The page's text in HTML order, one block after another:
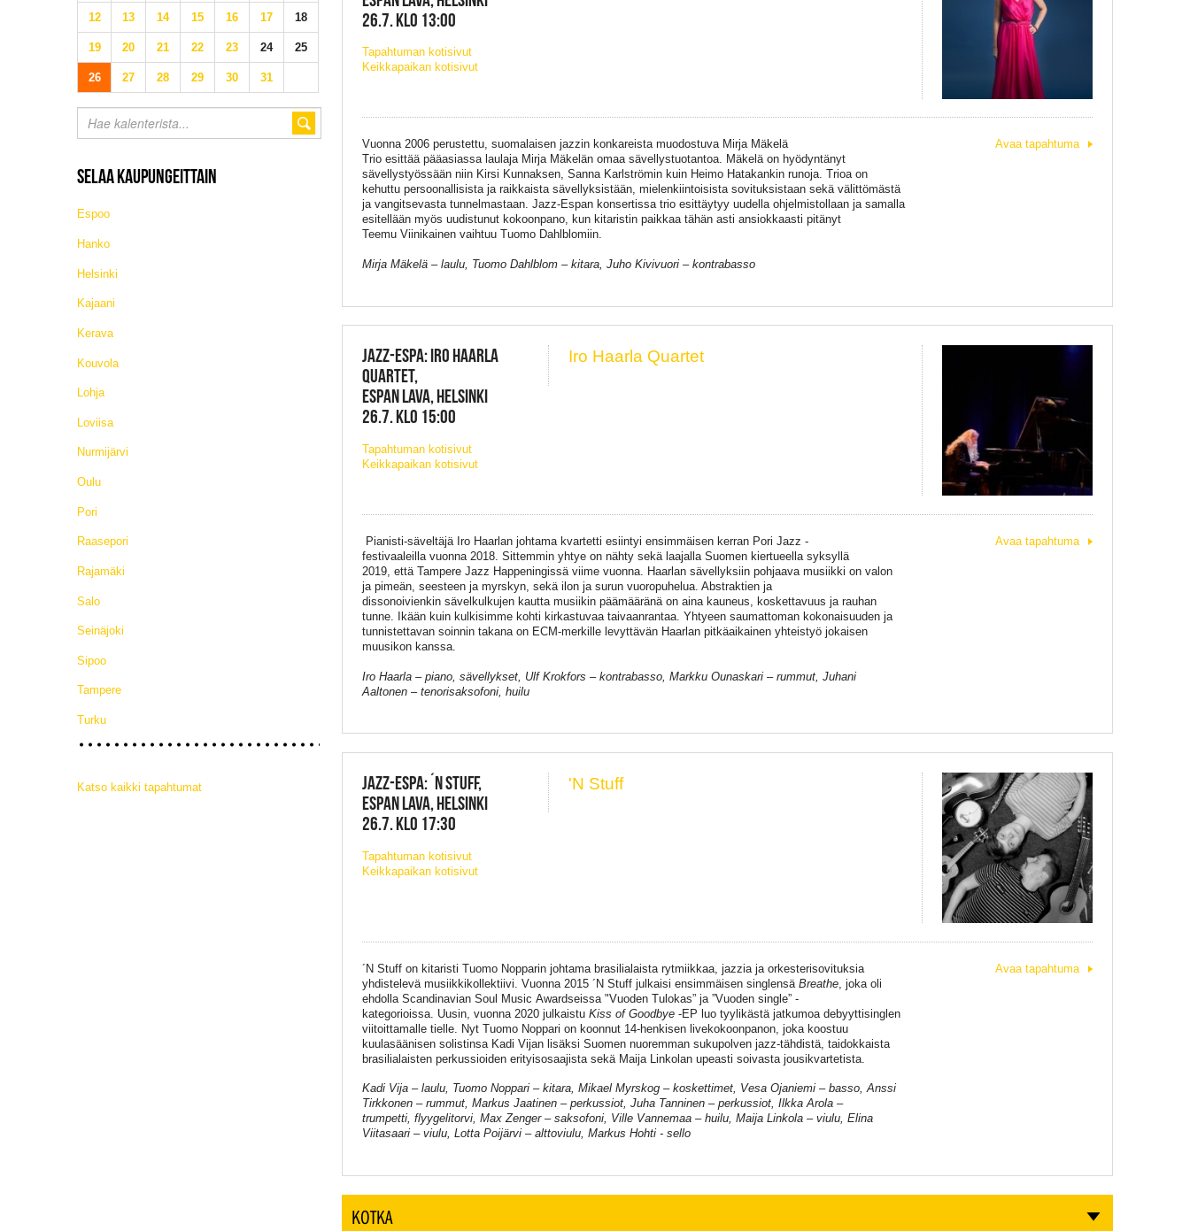
12 13 14 15 16 17 18
19 20 21 22 23 24 25
26 27 28 29 30 31
SELAA KAUPUNGEITTAIN
Espoo
Hanko
Helsinki
Kajaani
Kerava
Kouvola
Lohja
Loviisa
Nurmijärvi
Oulu
Pori
Raasepori
Rajamäki
Salo
Seinäjoki
Sipoo
Tampere
Turku
Katso kaikki tapahtumat
26.7. KLO 13:00
Tapahtuman kotisivut
Keikkapaikan kotisivut
Vuonna 2006 perustettu, suomalaisen jazzin konkareista muodostuva Mirja Mäkelä
Trio esittääpääasiassa laulaja Mirja Mäkel än omaa sävellystuotantoa. Mäkel äon hyödyntänyt
sävellystyössään niin Kirsi Kunnaksen, Sanna Karlströmin kuin Heimo Hatakankin runoja. Trioa on
kehuttu persoonallisista ja raikkaista sävellyksistään, mielenkiintoisista sovituksistaan sekä välittömästä
ja vangitsevasta tunnelmastaan. Jazz-Espan konsertissa trio esittäytyy uudella ohjelmistollaanja samal a
esitellään myös uudistunut kokoonpano, kun kitaristin paikkaa tähän asti ansiokkaasti pitänyt
Teemu Viinikainen vaihtuu Tuomo Dahlblomiin.
Mirja Mäkelä – laulu, Tuomo Dahlblom – kitara, Juho Kivivuori – kontrabasso
Avaa tapahtuma
JAZZ-ESPA: IRO HAARLA
QUARTET,
ESPAN LAVA, HELSINKI
26.7. KLO 15:00
Tapahtuman kotisivut
Keikkapaikan kotisivut
Iro Haarla Quartet
Pianisti-säveltäjä IroHaarlan johtama kvartetti esiintyi ensimmäisenkerran Pori Jazz -
festivaaleilla vuonna 2018. Sittemmin yhtye on nähty sekälaajalla Suomen kiertueel la syksyllä
2019, että Tampere Jazz Happeningissä viime vuonna. Haarlan sävellyksiin pohjaava musiikki on valon
ja pimeän, seesteen ja myrskyn, sekä ilon ja surun vuoropuhelua. Abstraktien ja
dissonoivienkin sävelkulkujenkautta musiikin päämääränä on aina kauneus, koskettavuus ja rauhan
tunne.
Ikään kuin kulkisimme kohti kirkastuvaa taivaanrantaa. Yhtyeen saumattoman kokonaisuuden ja
tunnistettavan soinnin takanaonECM-merkille levyttävänHaarlan pitkäaikainen yhteistyö jokaisen
muusikon kanssa.
Iro Haarla – piano, sävellykset, Ulf Krokfors – kontrabasso, Markku Ounaskari – rummut, Juhani
Aaltonen – tenorisaksofoni, huilu
Avaa tapahtuma
JAZZ-ESPA: ´N STUFF,
ESPAN LAVA, HELSINKI
26.7. KLO 17:30
Tapahtuman kotisivut
Keikkapaikan kotisivut
'N Stuff
´N Stuffon kitaristi Tuomo Nopparinjohtama brasilialaista rytmiikkaa, jazzia ja orkesterisovituksia
yhdistelevä musiikkikollektiivi. Vuonna 2015 ´N Stuffjulkaisi ensimmäisen singlensä Breathe, joka oli
ehdolla ScandinavianSoul Music Awardseissa"VuodenTulokas” ja ”Vuoden single” -
kategorioissa. Uusin, vuonna 2020 julkaistu Kiss of Goodbye -EP l uo tyylikästä jatkumoa debyyttisinglen
viitoittamalle tielle. Nyt Tuomo Noppari on koonnut14-henkisen livekokoonpanon, joka koostuu
kuulasäänisen solistinsa Kadi Vijanlisäksi Suomen nuoremman sukupolven jazz-tähdistä, taidokkaista
brasilialaisten perkussioiden erityisosaajista sekä Maija Linkolan upeasti soivasta jousikvartetista.
Kadi Vija – laulu, Tuomo Noppari – kitara, Mikael Myrskog – koskettimet, Vesa Ojaniemi – basso, Anssi
Tirkkonen – rummut, Markus Jaatinen – perkussiot, Juha Tanninen – perkussiot, Ilkka Arola –
trumpetti, flyygelitorvi, Max Zenger – saksofoni, Ville Vannemaa – huilu, Maija Linkola – viulu, Elina
Viitasaari – viulu, Lotta Poijärvi – alttoviulu, Markus Hohti - sello
Avaa tapahtuma
KOTKA